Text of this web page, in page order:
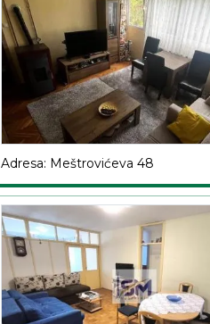
Adresa: Meštrovićeva 48